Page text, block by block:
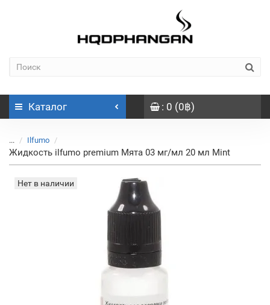
Каталог : 0 (0฿)
... Ilfumo
Жидкость ilfumo premium Мята 03 мг/мл 20 мл Mint
Нет в наличии